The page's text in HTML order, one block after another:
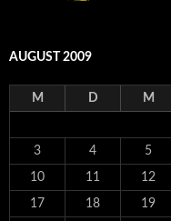
AUGUST 2009
M D M
3 4 5
10 11 12
17 18 19